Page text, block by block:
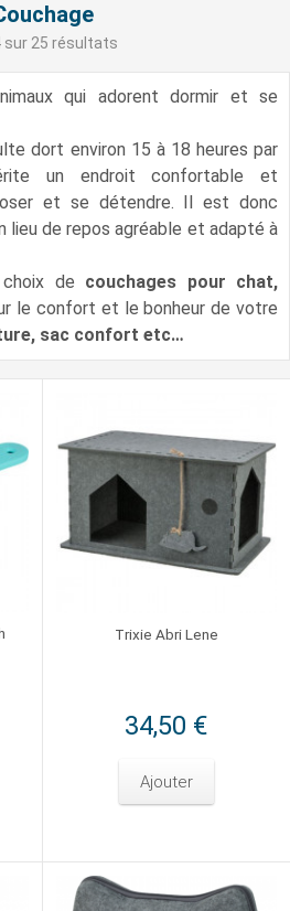
sur 25 résultats
qui adorent dormir et se
dort environ 15 à 18 heures par
un endroit confortable et
et se détendre. Il est donc
lieu de repos agréable et adapté à
de couchages pour chat,
le confort et le bonheur de votre
sac confort etc…
Trixie Abri Lene
34,50 €
Ajouter